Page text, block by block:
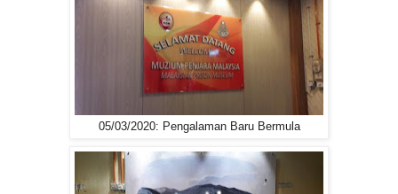
05/03/2020: Pengalaman Baru Bermula